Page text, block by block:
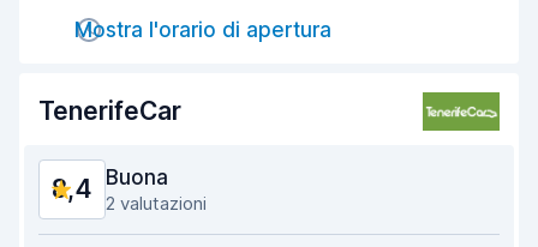
Condizioni dell'auto 8,8
Mostra l'orario di apertura
TenerifeCar
8,4 Buona
2 valutazioni